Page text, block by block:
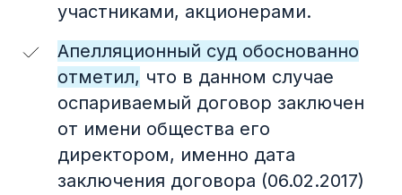
участниками, акционерами.
Апелляционный суд обоснованно
отметил, что в данном случае
оспариваемый договор заключен
от имени общества его
директором, именно дата
заключения договора (06.02.2017)
Подписаться
удобном формате